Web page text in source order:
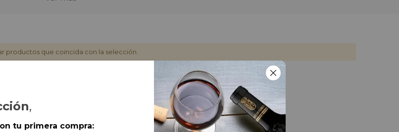
productos que coincida con la selección.
,
tu primera compra: